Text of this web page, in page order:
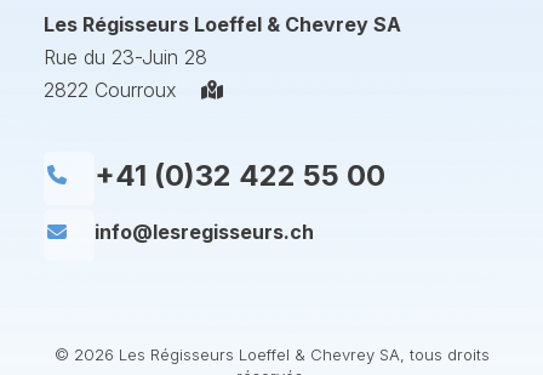
Les Régisseurs Loeffel & Chevrey SA
Rue du 23-Juin 28
2822 Courroux
+41 (0)32 422 55 00
info@lesregisseurs.ch
© 2026 Les Régisseurs Loeffel & Chevrey SA, tous droits